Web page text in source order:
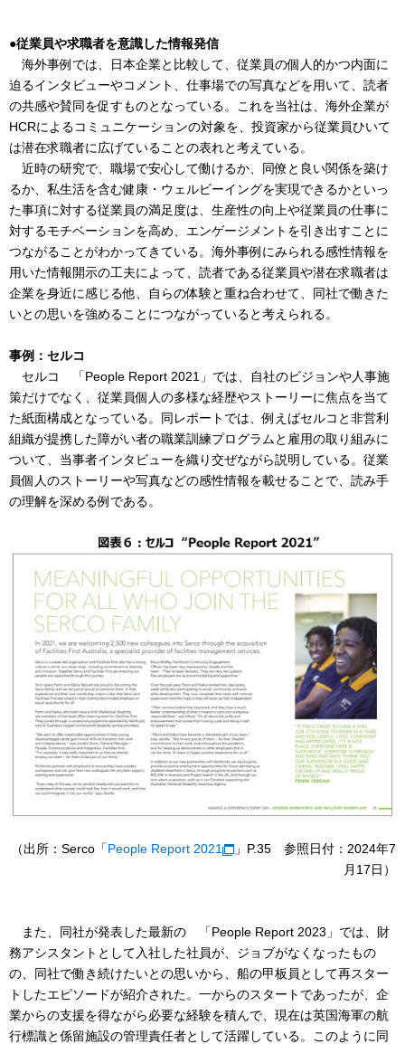
●従業員や求職者を意識した情報発信
海外事例では、日本企業と比較して、従業員の個人的かつ内面に
迫るインタビューやコメント、仕事場での写真などを用いて、読者
の共感や賛同を促すものとなっている。これを当社は、海外企業が
HCRによるコミュニケーションの対象を、投資家から従業員ひいて
は潜在求職者に広げていることの表れと考えている。
近時の研究で、職場で安心して働けるか、同僚と良い関係を築け
るか、私生活を含む健康・ウェルビーイングを実現できるかといっ
た事項に対する従業員の満足度は、生産性の向上や従業員の仕事に
対するモチベーションを高め、エンゲージメントを引き出すことに
つながることがわかってきている。海外事例にみられる感性情報を
用いた情報開示の工夫によって、読者である従業員や潜在求職者は
企業を身近に感じる他、自らの体験と重ね合わせて、同社で働きた
いとの思いを強めることにつながっていると考えられる。
事例：セルコ
セルコ 「People Report 2021」では、自社のビジョンや人事施
策だけでなく、従業員個人の多様な経歴やストーリーに焦点を当て
た紙面構成となっている。同レポートでは、例えばセルコと非営利
組織が提携した障がい者の職業訓練プログラムと雇用の取り組みに
ついて、当事者インタビューを織り交ぜながら説明している。従業
員個人のストーリーや写真などの感性情報を載せることで、読み手
の理解を深める例である。
（出所：Serco「People Report 2021
」P.35 参照日付：2024年7
月17日）
また、同社が発表した最新の 「People Report 2023」では、財
務アシスタントとして入社した社員が、ジョブがなくなったもの
の、同社で働き続けたいとの思いから、船の甲板員として再スター
トしたエピソードが紹介された。一からのスタートであったが、企
業からの支援を得ながら必要な経験を積んで、現在は英国海軍の航
行標識と係留施設の管理責任者として活躍している。このように同